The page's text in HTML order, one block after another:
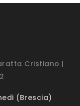
Cristiano |
(Brescia)